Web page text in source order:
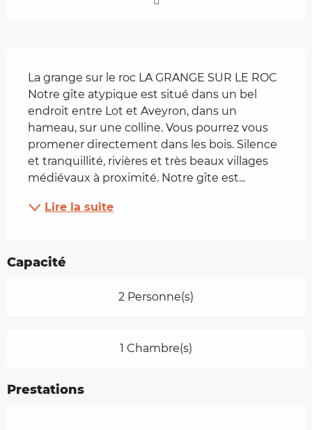
La grange sur le roc LA GRANGE SUR LE ROC
Notre gîte atypique est situé dans un bel
endroit entre Lot et Aveyron, dans un
hameau, sur une colline. Vous pourrez vous
promener directement dans les bois. Silence
et tranquillité, rivières et très beaux villages
médiévaux à proximité. Notre gîte est...
Lire la suite
Capacité
2 Personne(s)
1 Chambre(s)
Prestations